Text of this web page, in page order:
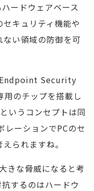
ードウェアベース
セキュリティ機能や
い領域の防御を可
Security
のチップを搭載し
いうコンセプトは同
レーションでPCのセ
られますね。
きな脅威になると考
するのはハードウ